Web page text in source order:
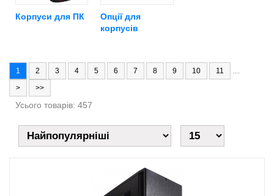
Корпуси для ПК
Опції для
корпусів
1 2 3 4 5 6 7 8 9 10 11
....
>
>>
Усього товарів: 457